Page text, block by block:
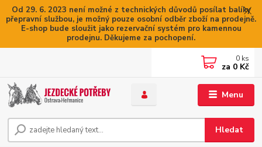
Od 29. 6. 2023 není možné z technických důvodů posílat balíky
přepravní službou, je možný pouze osobní odběr zboží na prodejně.
E-shop bude sloužit jako rezervační systém pro kamennou
prodejnu. Děkujeme za pochopení.
Menu
Hledat
0 ks
za 0 Kč